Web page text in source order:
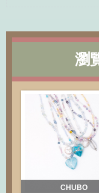
瀏
CHUBO